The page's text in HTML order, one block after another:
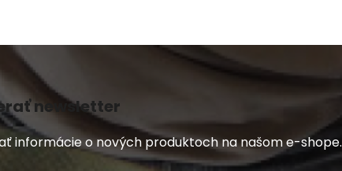
newsletter
informácie o nových produktoch na našom e-shope.